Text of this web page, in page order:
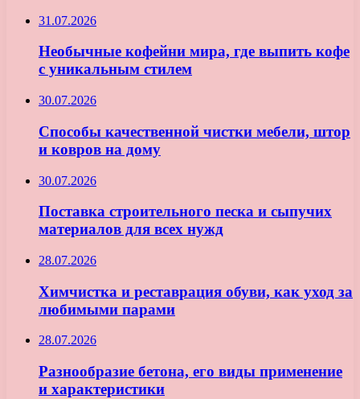
31.07.2026
Необычные кофейни мира, где выпить кофе
с уникальным стилем
30.07.2026
Способы качественной чистки мебели, штор
и ковров на дому
30.07.2026
Поставка строительного песка и сыпучих
материалов для всех нужд
28.07.2026
Химчистка и реставрация обуви, как уход за
любимыми парами
28.07.2026
Разнообразие бетона, его виды применение
и характеристики